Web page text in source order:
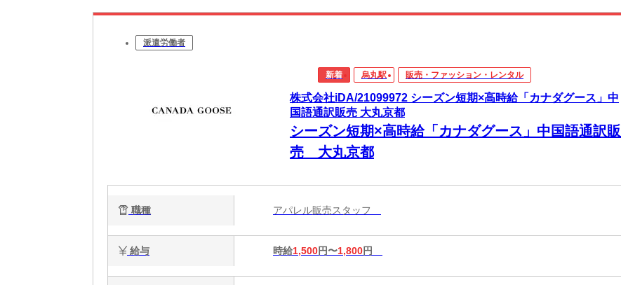
派遣労働者
新着 烏丸駅 販売・ファッション・レンタル
株式会社iDA/21099972 シーズン短期×高時給「カナダグース」中
国語通訳販売 大丸京都
シーズン短期×高時給「カナダグース」中国語通訳販
売 大丸京都
職種 アパレル販売スタッフ
給与 時給1,500円〜1,800円